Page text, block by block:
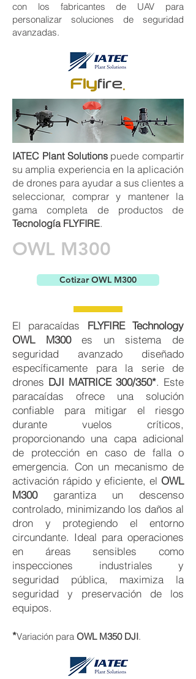
con los fabricantes de UAV para
personalizar soluciones de seguridad
avanzadas.
IATEC Plant Solutionspuede compartir
su amplia experiencia en la aplicación
de drones para ayudar a sus clientes a
seleccionar, comprar y mantener la
gama completa de productos de
Tecnología FLYFIRE.
OWL M300
Cotizar OWL M300
El paracaídas FLYFIRE Technology
OWL M300es un sistema de
seguridad avanzado diseñado
específicamente para la serie de
drones DJI MATRICE 300/350*. Este
paracaídas ofrece una solución
confiable para mitigar el riesgo
durante vuelos críticos,
proporcionando una capa adicional
de protección en caso de falla o
emergencia. Con un mecanismo de
activación rápido y eficiente, el OWL
M300garantiza un descenso
controlado, minimizando los daños al
dron y protegiendo el entorno
circundante. Ideal para operaciones
en áreas sensibles como
inspecciones industriales y
seguridad pública, maximiza la
seguridad y preservación de los
equipos.
*Variación para OWL M350 DJI.